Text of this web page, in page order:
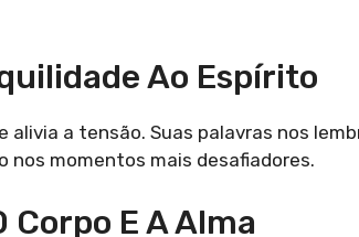
Ao Espírito
a tensão. Suas palavras nos
nos momentos mais desafiadores.
E A Alma